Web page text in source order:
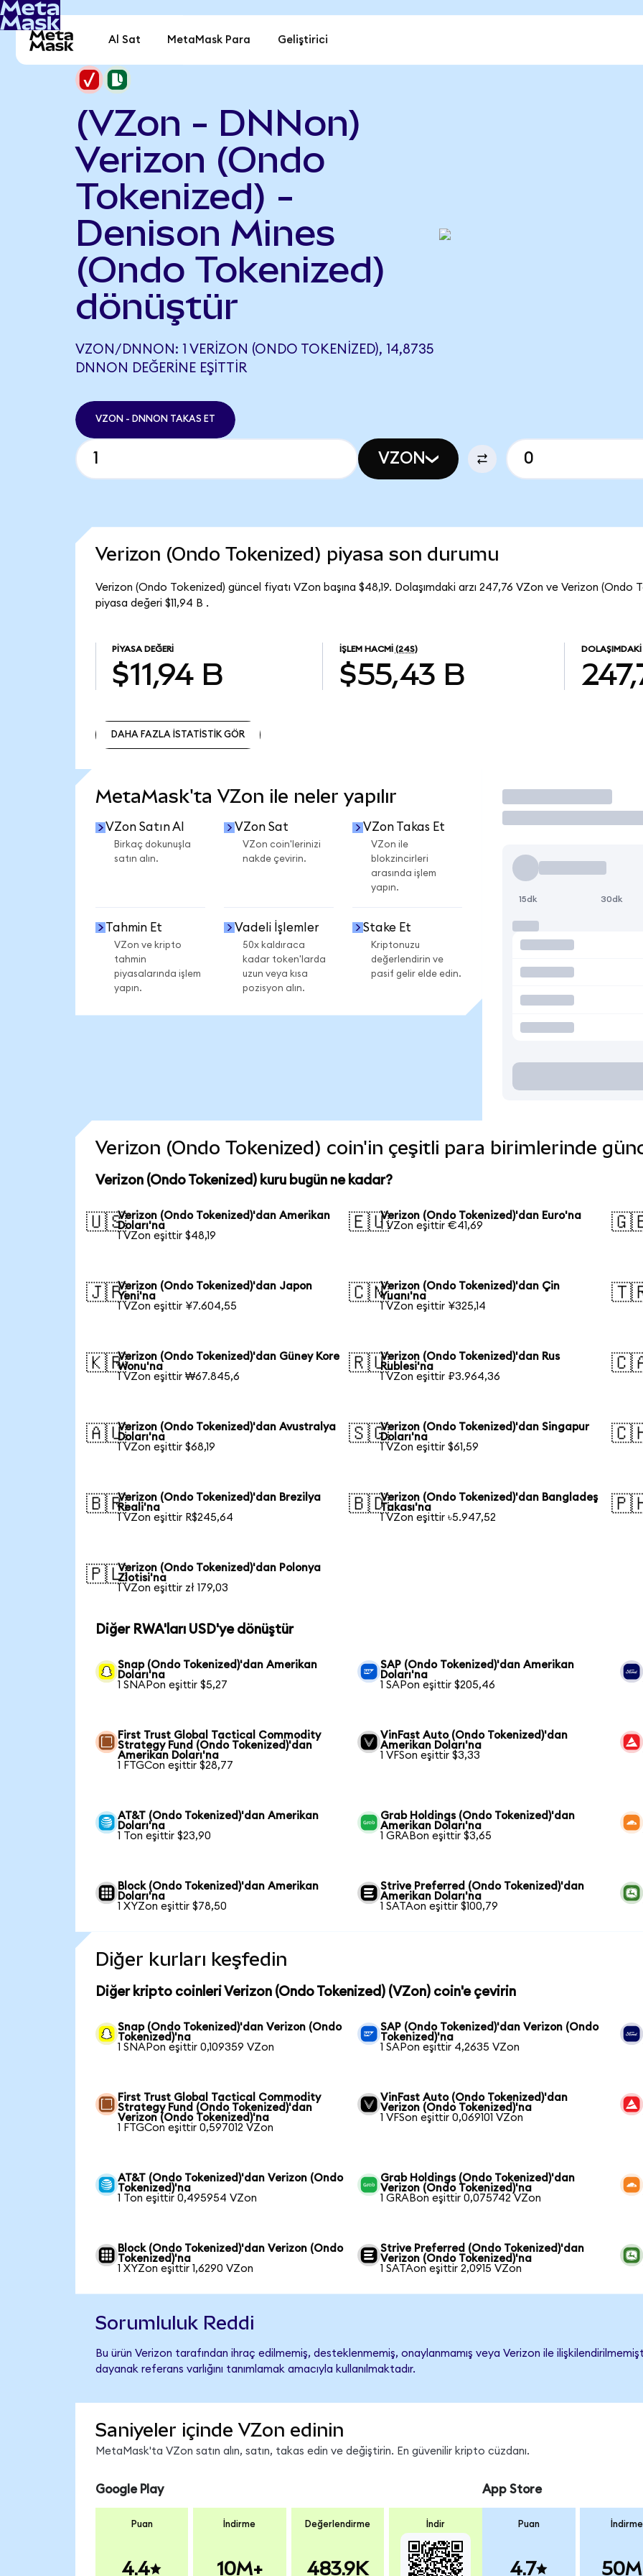
Al Sat MetaMask Para Geliştirici
(VZon - DNNon)
Verizon (Ondo
Tokenized) -
Denison Mines
(Ondo Tokenized)
dönüştür
VZON/DNNON: 1 VERIZON (ONDO TOKENIZED), 14,8735
DNNON DEĞERINE EŞITTIR
VZON - DNNON TAKAS ET
VZON
Verizon (Ondo Tokenized) piyasa son durumu
Verizon (Ondo Tokenized) güncel fiyatı VZon başına $48,19. Dolaşımdaki arzı 247,76 VZon ve Verizon (Ondo
piyasa değeri $11,94 B .
PIYASA DEĞERI
$11,94 B
İŞLEM HACMI (24S)
$55,43 B
DOLAŞIMDAKI
DAHA FAZLA İSTATİSTİK GÖR
MetaMask'ta VZon ile neler yapılır
VZon Satın Al
Birkaç dokunuşla
satın alın.
VZon Sat
VZon coin'lerinizi
nakde çevirin.
VZon Takas Et
VZon ile
blokzincirleri
arasında işlem
yapın.
Tahmin Et
VZon ve kripto
tahmin
piyasalarında işlem
yapın.
Vadeli İşlemler
50x kaldıraca
kadar token'larda
uzun veya kısa
pozisyon alın.
Stake Et
Kriptonuzu
değerlendirin ve
pasif gelir elde edin.
İşlem Yap
15dk 30dk
Verizon (Ondo Tokenized) coin'in çeşitli para birimlerinde
Verizon (Ondo Tokenized) kuru bugün ne kadar?
🇺🇸Verizon (Ondo Tokenized)'dan Amerikan
Doları'na
1 VZon eşittir $48,19
🇪🇺Verizon (Ondo Tokenized)'dan Euro'na
1 VZon eşittir €41,69
🇯🇵Verizon (Ondo Tokenized)'dan Japon
Yeni'na
1 VZon eşittir ¥7.604,55
🇨🇳Verizon (Ondo Tokenized)'dan Çin
Yuanı'na
1 VZon eşittir ¥325,14
🇰🇷Verizon (Ondo Tokenized)'dan Güney Kore
Wonu'na
1 VZon eşittir ₩67.845,6
🇷🇺Verizon (Ondo Tokenized)'dan Rus
Rublesi'na
1 VZon eşittir ₽3.964,36
🇦🇺Verizon (Ondo Tokenized)'dan Avustralya
Doları'na
1 VZon eşittir $68,19
🇸🇬Verizon (Ondo Tokenized)'dan Singapur
Doları'na
1 VZon eşittir $61,59
🇧🇷Verizon (Ondo Tokenized)'dan Brezilya
Reali'na
1 VZon eşittir R$245,64
🇧🇩Verizon (Ondo Tokenized)'dan Bangladeş
Takası'na
1 VZon eşittir ৳5.947,52
🇵🇱Verizon (Ondo Tokenized)'dan Polonya
Zlotisi'na
1 VZon eşittir zł 179,03
Diğer RWA'ları USD'ye dönüştür
Snap (Ondo Tokenized)'dan Amerikan
Doları'na
1 SNAPon eşittir $5,27
SAP (Ondo Tokenized)'dan Amerikan
Doları'na
1 SAPon eşittir $205,46
First Trust Global Tactical Commodity
Strategy Fund (Ondo Tokenized)'dan
Amerikan Doları'na
1 FTGCon eşittir $28,77
VinFast Auto (Ondo Tokenized)'dan
Amerikan Doları'na
1 VFSon eşittir $3,33
AT&T (Ondo Tokenized)'dan Amerikan
Doları'na
1 Ton eşittir $23,90
Grab Holdings (Ondo Tokenized)'dan
Amerikan Doları'na
1 GRABon eşittir $3,65
Block (Ondo Tokenized)'dan Amerikan
Doları'na
1 XYZon eşittir $78,50
Strive Preferred (Ondo Tokenized)'dan
Amerikan Doları'na
1 SATAon eşittir $100,79
Diğer kurları keşfedin
Diğer kripto coinleri Verizon (Ondo Tokenized) (VZon) coin'e çevirin
Snap (Ondo Tokenized)'dan Verizon (Ondo
Tokenized)'na
1 SNAPon eşittir 0,109359 VZon
SAP (Ondo Tokenized)'dan Verizon (Ondo
Tokenized)'na
1 SAPon eşittir 4,2635 VZon
First Trust Global Tactical Commodity
Strategy Fund (Ondo Tokenized)'dan
Verizon (Ondo Tokenized)'na
1 FTGCon eşittir 0,597012 VZon
VinFast Auto (Ondo Tokenized)'dan
Verizon (Ondo Tokenized)'na
1 VFSon eşittir 0,069101 VZon
AT&T (Ondo Tokenized)'dan Verizon (Ondo
Tokenized)'na
1 Ton eşittir 0,495954 VZon
Grab Holdings (Ondo Tokenized)'dan
Verizon (Ondo Tokenized)'na
1 GRABon eşittir 0,075742 VZon
Block (Ondo Tokenized)'dan Verizon (Ondo
Tokenized)'na
1 XYZon eşittir 1,6290 VZon
Strive Preferred (Ondo Tokenized)'dan
Verizon (Ondo Tokenized)'na
1 SATAon eşittir 2,0915 VZon
Sorumluluk Reddi
Bu ürün Verizon tarafından ihraç edilmemiş, desteklenmemiş, onaylanmamış veya Verizon ile
dayanak referans varlığını tanımlamak amacıyla kullanılmaktadır.
Saniyeler içinde VZon edinin
MetaMask'ta VZon satın alın, satın, takas edin ve değiştirin. En güvenilir kripto cüzdanı.
Google Play
Puan
4.4
İndirme
10M+
Değerlendirme
483.9K
İndir
App Store
Puan
4.7
İndirme